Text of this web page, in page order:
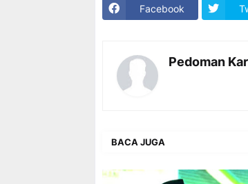
Facebook
Pedoman
BACA JUGA